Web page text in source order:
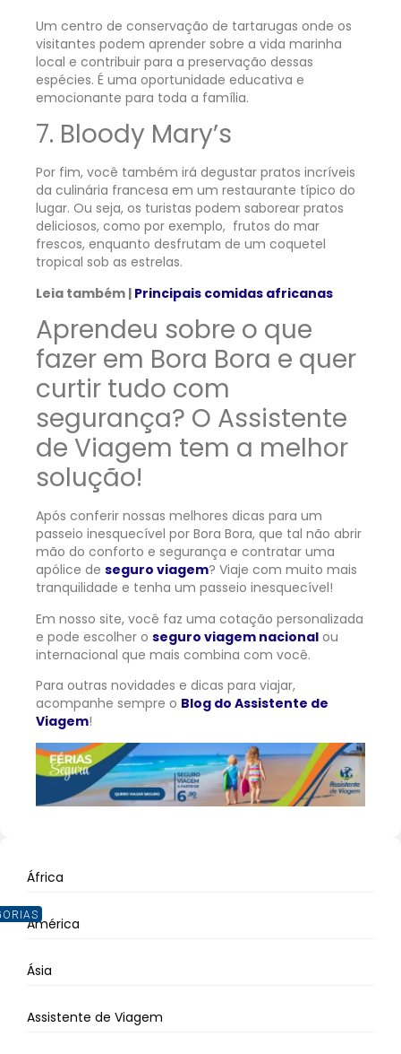
Um centro de conservação de tartarugas onde os
visitantes podem aprender sobre a vida marinha
local e contribuir para a preservação dessas
espécies. É uma oportunidade educativa e
emocionante para toda a família.
7. Bloody Mary’s
Por fim, você também irá degustar pratos incríveis
da culinária francesa em um restaurante típico do
lugar. Ou seja, os turistas podem saborear pratos
deliciosos, como por exemplo, frutos do mar
frescos, enquanto desfrutam de um coquetel
tropical sob as estrelas.
Leia também | Principais comidas africanas
Aprendeu sobre o que
fazer em Bora Bora e quer
curtir tudo com
segurança? O Assistente
de Viagem tem a melhor
solução!
Após conferir nossas melhores dicas para um
passeio inesquecível por Bora Bora, que tal não abrir
mão do conforto e segurança e contratar uma
apólice de seguro viagem? Viaje com muito mais
tranquilidade e tenha um passeio inesquecível!
Em nosso site, você faz uma cotação personalizada
e pode escolher o seguro viagem nacional ou
internacional que mais combina com você.
Para outras novidades e dicas para viajar,
acompanhe sempre o Blog do Assistente de
Viagem!
África
América
Ásia
Assistente de Viagem